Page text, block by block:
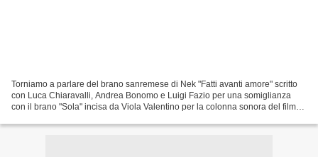
Torniamo a parlare del brano sanremese di Nek "Fatti avanti amore" scritto
con Luca Chiaravalli, Andrea Bonomo e Luigi Fazio per una somiglianza
con il brano "Sola" incisa da Viola Valentino per la colonna sonora del film